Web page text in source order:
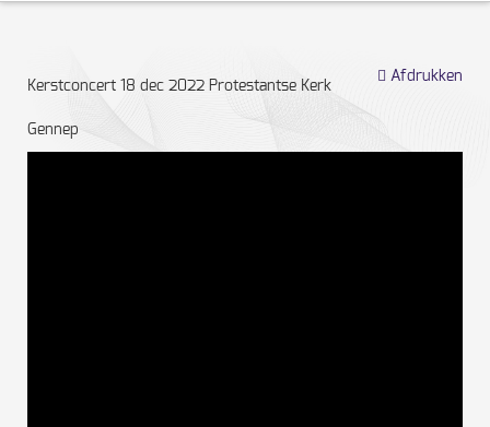
Afdrukken
Kerstconcert 18 dec 2022 Protestantse Kerk
Gennep